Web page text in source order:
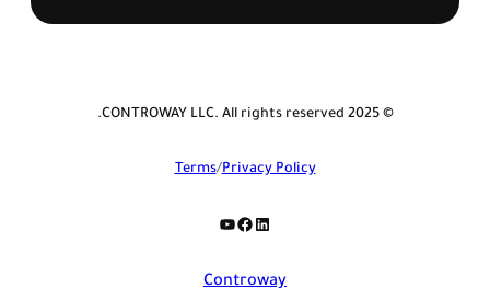
© 2025 CONTROWAY LLC. All rights reserved.
Privacy Policy
/
Terms
LinkedIn
Facebook
YouTube
Controway